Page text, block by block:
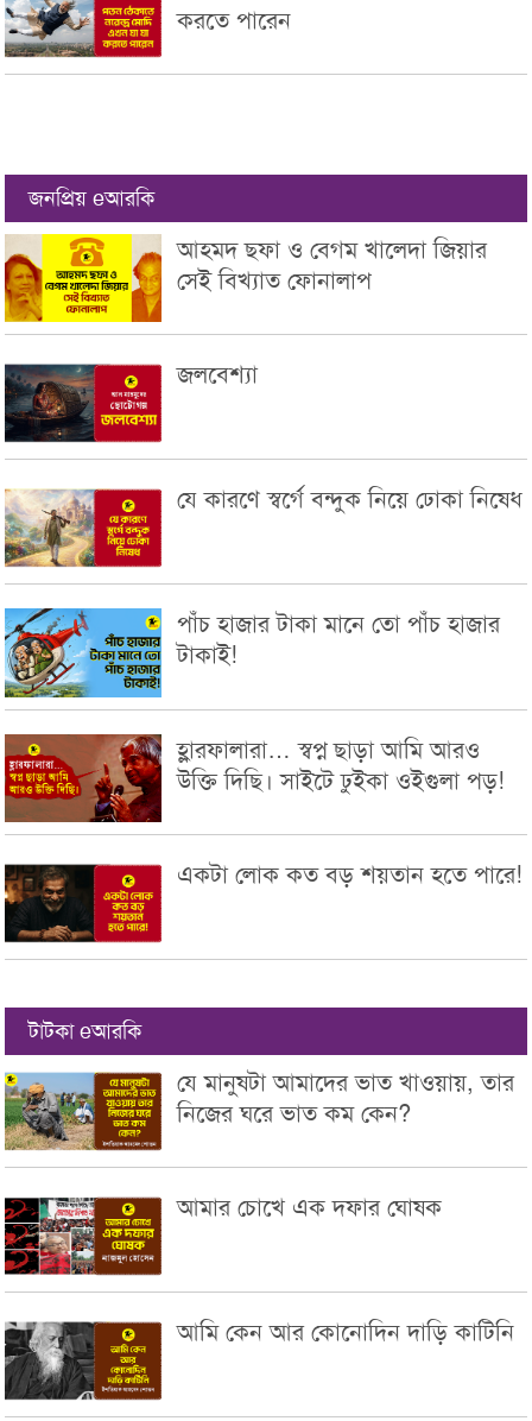
করতে পারেন
জনপ্রিয় eআরকি
আহমদ ছফা ও বেগম খালেদা জিয়ার
সেই বিখ্যাত ফোনালাপ
জলবেশ্যা
যে কারণে স্বর্গে বন্দুক নিয়ে ঢোকা নিষেধ
পাঁচ হাজার টাকা মানে তো পাঁচ হাজার
টাকাই!
হ্লারফালারা… স্বপ্ন ছাড়া আমি আরও
উক্তি দিছি। সাইটে ঢুইকা ওইগুলা পড়!
একটা লোক কত বড় শয়তান হতে পারে!
টাটকা eআরকি
যে মানুষটা আমাদের ভাত খাওয়ায়, তার
নিজের ঘরে ভাত কম কেন?
আমার চোখে এক দফার ঘোষক
আমি কেন আর কোনোদিন দাড়ি কাটিনি